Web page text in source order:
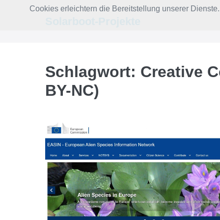
Schlagwort: Creative
BY-NC)
EASIN
–
Arten
in
Europa
Cookies erleichtern die Bereitstellung unserer